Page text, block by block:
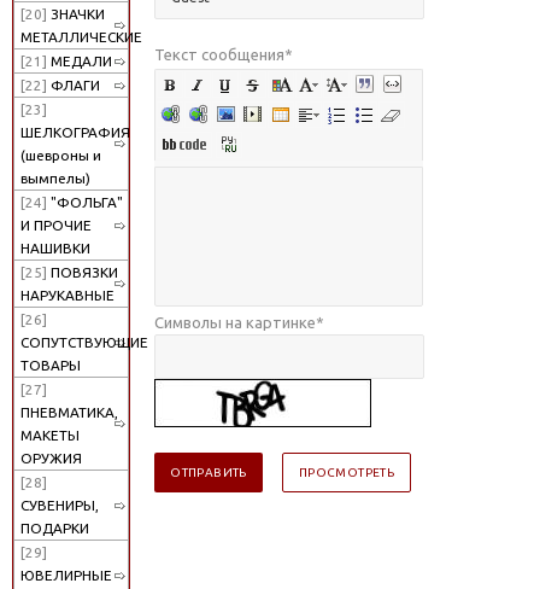
[20] ЗНАЧКИ
МЕТАЛЛИЧЕСКИЕ
[21] МЕДАЛИ
[22] ФЛАГИ
[23]
ШЕЛКОГРАФИЯ
(шевроны и
вымпелы)
[24] "ФОЛЬГА"
И ПРОЧИЕ
НАШИВКИ
[25] ПОВЯЗКИ
НАРУКАВНЫЕ
[26]
СОПУТСТВУЮЩИЕ
ТОВАРЫ
[27]
ПНЕВМАТИКА,
МАКЕТЫ
ОРУЖИЯ
[28]
СУВЕНИРЫ,
ПОДАРКИ
[29]
ЮВЕЛИРНЫЕ
Текст сообщения*
Символы на картинке*